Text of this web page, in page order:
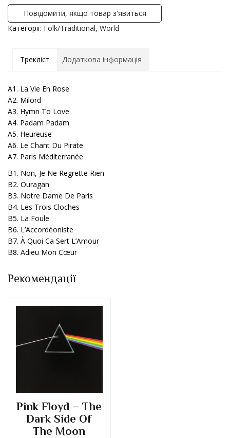
Повідомити, якщо товар з'явиться
Категорії: Folk/Traditional, World
Трекліст Додаткова інформація
A1. La Vie En Rose
A2. Milord
A3. Hymn To Love
A4. Padam Padam
A5. Heureuse
A6. Le Chant Du Pirate
A7. Paris Méditerranée
B1. Non, Je Ne Regrette Rien
B2. Ouragan
B3. Notre Dame De Paris
B4. Les Trois Cloches
B5. La Foule
B6. L’Accordéoniste
B7. À Quoi Ca Sert L’Amour
B8. Adieu Mon Cœur
Рекомендації
Pink Floyd – The
Dark Side Of
The Moon